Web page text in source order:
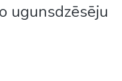
ugunsdzēsēju